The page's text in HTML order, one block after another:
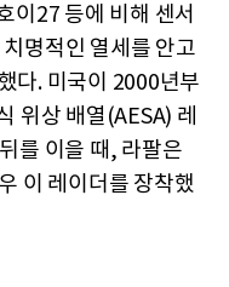
이27 등에 비해 센서
명적인 열세를 안고
다. 미국이 2000년부
위상 배열(AESA) 레
를 이을 때, 라팔은
이 레이더를 장착했